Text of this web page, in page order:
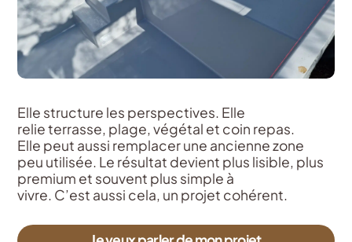
Elle structure les perspectives. Elle
relieterrasse, plage,végétal et coin repas.
Elle peut aussi remplacerune anciennezone
peu utilisée. Le résultat devient plus lisible, plus
premium et souvent plus simple à
vivre. C’est aussi cela, un projet cohérent.